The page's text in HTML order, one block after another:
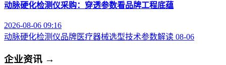
动脉硬化检测仪采购：穿透参数看品牌工程底蕴
2026-08-06 09:16
动脉硬化检测仪品牌医疗器械选型技术参数解读 08-06
企业资讯 →